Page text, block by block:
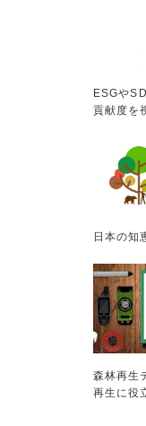
ESGや
貢献度を
日本の知
森林再生
再生に役